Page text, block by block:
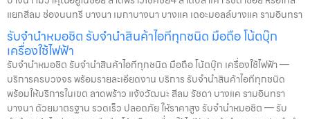
แยกสีลม ช่องนนทรี บางนา เมกาบางนา บางแค เดอะมอลล์บางแค รามอินทรา
รับจำนำหมอชิต รับจำนำสินค้าไอทีทุกชนิด มือถือ โน้ตบุ๊ก
เครื่องใช้ไฟฟ้า
รับจำนำหมอชิต รับจำนำสินค้าไอทีทุกชนิด มือถือ โน้ตบุ๊ก เครื่องใช้ไฟฟ้า —
บริการครบวงจร พร้อมรายละเอียดงาน บริการ รับจำนำสินค้าไอทีทุกชนิด
พร้อมให้บริการในเขต ลาดพร้าว แจ้งวัฒนะ สีลม รัชดา บางแค รามอินทรา
บางนา ด้วยมาตรฐาน รวดเร็ว ปลอดภัย ให้ราคาสูง รับจำนำหมอชิต — รับ